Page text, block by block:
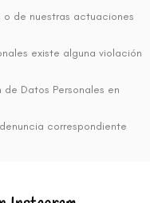
de nuestras actuaciones
existe alguna violación
Datos Personales en
correspondiente